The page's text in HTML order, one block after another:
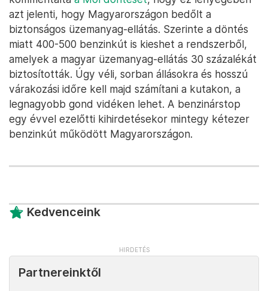
azt jelenti, hogy Magyarországon bedőlt a
biztonságos üzemanyag-ellátás. Szerinte a döntés
miatt 400-500 benzinkút is kieshet a rendszerből,
amelyek a magyar üzemanyag-ellátás 30 százalékát
biztosították. Úgy véli, sorban állásokra és hosszú
várakozási időre kell majd számítani a kutakon, a
legnagyobb gond vidéken lehet. A benzinárstop
egy évvel ezelőtti kihirdetésekor mintegy kétezer
benzinkút működött Magyarországon.
Kedvenceink
Partnereinktől